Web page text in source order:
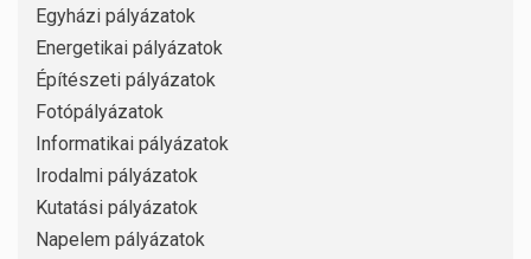
Egyházi pályázatok
Energetikai pályázatok
Építészeti pályázatok
Fotópályázatok
Informatikai pályázatok
Irodalmi pályázatok
Kutatási pályázatok
Napelem pályázatok